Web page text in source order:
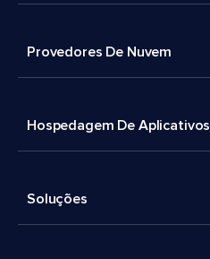
Provedores De Nuvem
Hospedagem De Aplicativos
Soluções